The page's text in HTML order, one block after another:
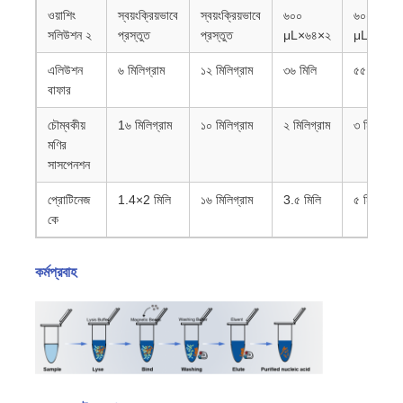
পণ্য
আমাদের সম্পর্কে
ওয়াশিং
সলিউশন ২
স্বয়ংক্রিয়ভাবে
প্রস্তুত
স্বয়ংক্রিয়ভাবে
প্রস্তুত
৬০০
μL×৬৪×২
৬০০
μL×৯৬×২
এলিউশন
বাফার
৬ মিলিগ্রাম ১২ মিলিগ্রাম ৩৬ মিলি ৫৫ মিলি
চৌম্বকীয়
মণির
সাসপেনশন
1৬ মিলিগ্রাম ১০ মিলিগ্রাম ২ মিলিগ্রাম ৩ মিলিগ্রাম
প্রোটিনেজ
কে
1.4×2 মিলি ১৬ মিলিগ্রাম 3.৫ মিলি ৫ মিলিগ্রাম
কর্মপ্রবাহ